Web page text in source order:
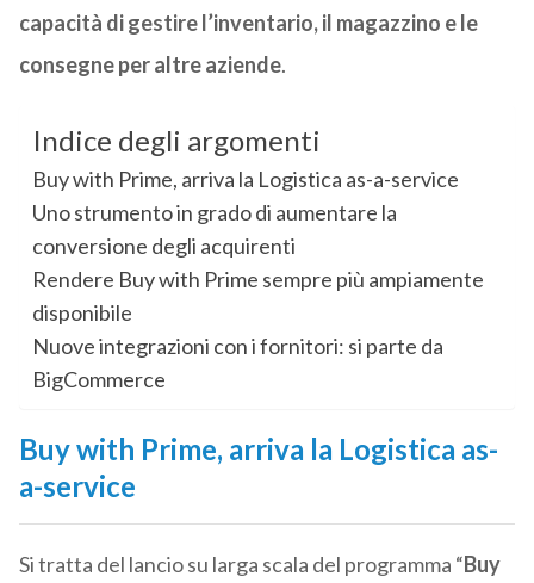
capacità di gestire l’inventario, il magazzino e le
consegne per altre aziende.
Indice degli argomenti
Buy with Prime, arriva la Logistica as-a-service
Uno strumento in grado di aumentare la
conversione degli acquirenti
Rendere Buy with Prime sempre più ampiamente
disponibile
Nuove integrazioni con i fornitori: si parte da
BigCommerce
Buy with Prime, arriva la Logistica as-
a-service
Si tratta del lancio su larga scala del programma “Buy